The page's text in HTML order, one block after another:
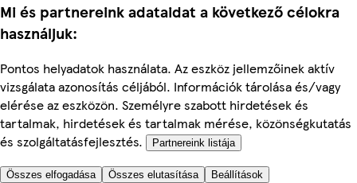
Mi és partnereink adataidat a következő célokra
használjuk:
Pontos helyadatok használata. Az eszköz jellemzőinek aktív
vizsgálata azonosítás céljából. Információk tárolása és/vagy
elérése az eszközön. Személyre szabott hirdetések és
tartalmak, hirdetések és tartalmak mérése, közönségkutatás
és szolgáltatásfejlesztés.
Partnereink listája
Összes elfogadása Összes elutasítása Beállítások